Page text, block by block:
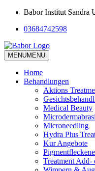
Babor Institut Sandra
03684742598
MENUMENU
Home
Behandlungen
Aktions
Medical Beauty
Microneedling
Hydra Plus
Kur Angebote
Treatment Add-